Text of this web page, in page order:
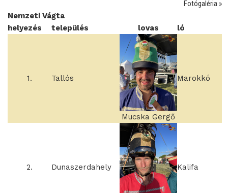
Fotógaléria »
Nemzeti Vágta
helyezés
település lovas ló
1. Tallós
Mucska Gergő
Marokkó
2. Dunaszerdahely Kalifa